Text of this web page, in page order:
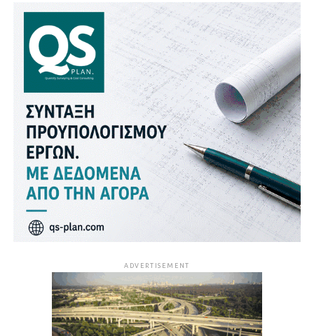
ADVERTISEMENT